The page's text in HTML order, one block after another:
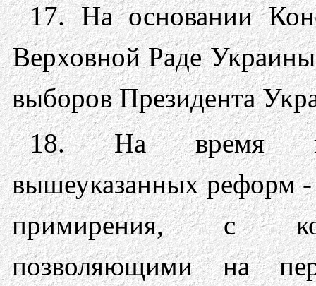
17. На основании
Верховной Раде
выборов Президента
18. На время
вышеуказанных реформ -
примирения, с
позволяющими на